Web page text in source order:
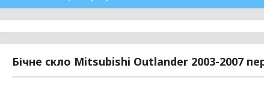
Бічне скло Mitsubishi Outlander 2003-2007